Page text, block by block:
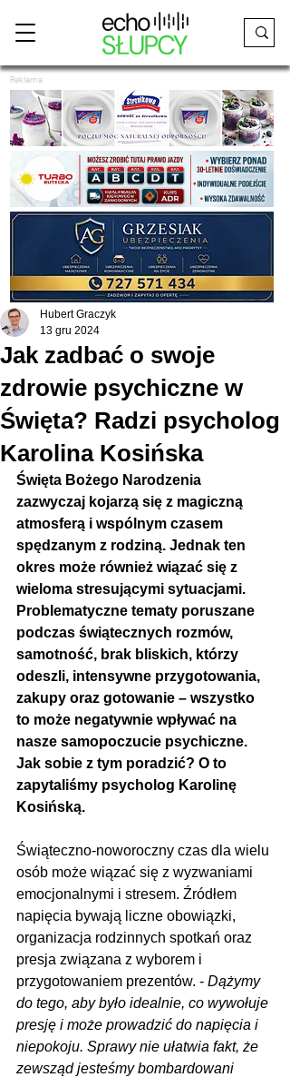
Reklama
Jak zadbać o swoje
zdrowie psychiczne w
Święta? Radzi psycholog
Karolina Kosińska
Hubert Graczyk
13 gru 2024
Święta Bożego Narodzenia
zazwyczaj kojarzą się z magiczną
atmosferą i wspólnym czasem
spędzanym z rodziną. Jednak ten
okres może również wiązać się z
wieloma stresującymi sytuacjami.
Problematyczne tematy poruszane
podczas świątecznych rozmów,
samotność, brak bliskich, którzy
odeszli, intensywne przygotowania,
zakupy oraz gotowanie – wszystko
to może negatywnie wpływać na
nasze samopoczucie psychiczne.
Jak sobie z tym poradzić? O to
zapytaliśmy psycholog Karolinę
Kosińską.
Świąteczno-noworoczny czas dla wielu
osób może wiązać się z wyzwaniami
emocjonalnymi i stresem. Źródłem
napięcia bywają liczne obowiązki,
organizacja rodzinnych spotkań oraz
presja związana z wyborem i
przygotowaniem prezentów. - Dążymy
do tego, aby było idealnie, co wywołuje
presję i może prowadzić do napięcia i
niepokoju. Sprawy nie ułatwia fakt, że
zewsząd jesteśmy bombardowani